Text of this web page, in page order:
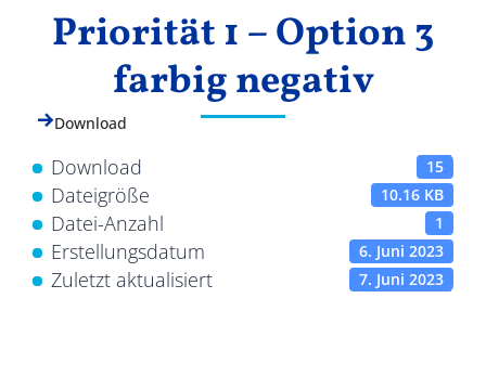
Priorität 1 – Option 3
farbig negativ
Download
Download 15
Dateigröße 10.16 KB
Datei-Anzahl 1
Erstellungsdatum 6. Juni 2023
Zuletzt aktualisiert 7. Juni 2023